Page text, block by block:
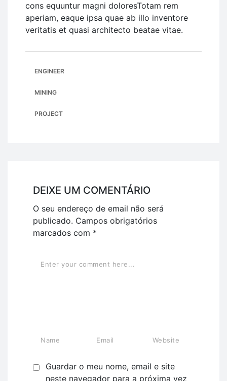
cons equuntur magni doloresTotam rem
aperiam, eaque ipsa quae ab illo inventore
veritatis et quasi architecto beatae vitae.
ENGINEER
MINING
PROJECT
DEIXE UM COMENTÁRIO
O seu endereço de email não será
publicado. Campos obrigatórios
marcados com *
Guardar o meu nome, email e site
neste navegador para a próxima vez